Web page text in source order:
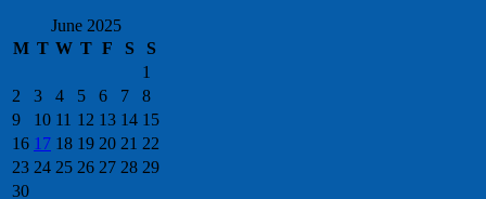
June 2025
M T W T F S
S
1
2
3 4 5 6 7
8
9
10 11 12 13 14 15
16 17 18 19 20 21 22
23 24 25 26 27 28 29
30